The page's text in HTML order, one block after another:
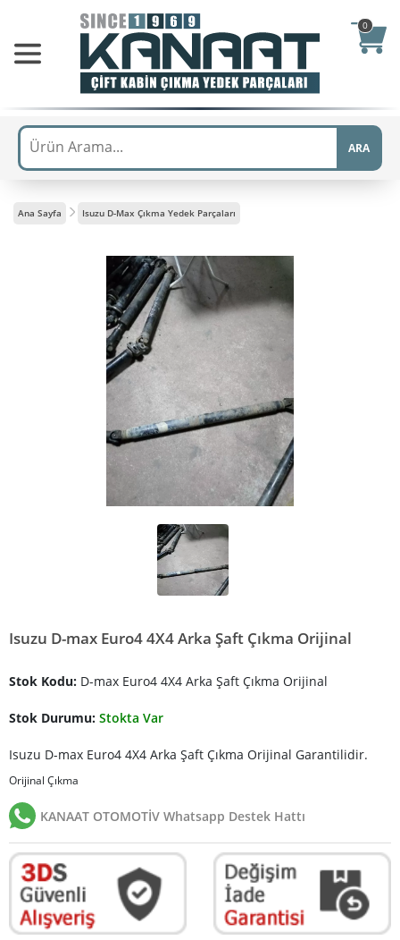
0
ARA
Ana Sayfa Isuzu D-Max Çıkma Yedek Parçaları
Isuzu D-max Euro4 4X4 Arka Şaft Çıkma Orijinal
Stok Kodu: D-max Euro4 4X4 Arka Şaft Çıkma Orijinal
Stok Durumu: Stokta Var
Isuzu D-max Euro4 4X4 Arka Şaft Çıkma Orijinal Garantilidir.
Orijinal Çıkma
KANAAT OTOMOTİV Whatsapp Destek Hattı